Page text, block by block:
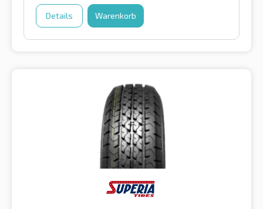
Details Warenkorb